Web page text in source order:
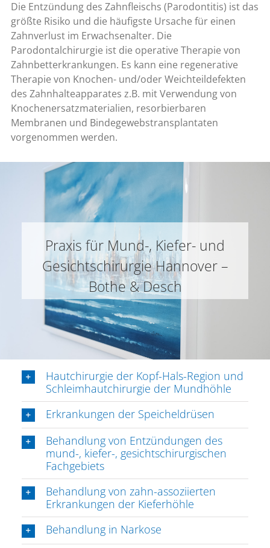
Die Entzündung des Zahnfleischs (Parodontitis) ist das
größte Risiko und die häufigste Ursache für einen
Zahnverlust im Erwachsenalter. Die
Parodontalchirurgie ist die operative Therapie von
Zahnbetterkrankungen. Es kann eine regenerative
Therapie von Knochen- und/oder Weichteildefekten
des Zahnhalteapparates z.B. mit Verwendung von
Knochenersatzmaterialien, resorbierbaren
Membranen und Bindegewebstransplantaten
vorgenommen werden.
Praxis für Mund-, Kiefer- und
Gesichtschirurgie Hannover –
Bothe & Desch
Hautchirurgie der Kopf-Hals-Region und
Schleimhautchirurgie der Mundhöhle
Erkrankungen der Speicheldrüsen
Behandlung von Entzündungen des
mund-, kiefer-, gesichtschirurgischen
Fachgebiets
Behandlung von zahn-assoziierten
Erkrankungen der Kieferhöhle
Behandlung in Narkose